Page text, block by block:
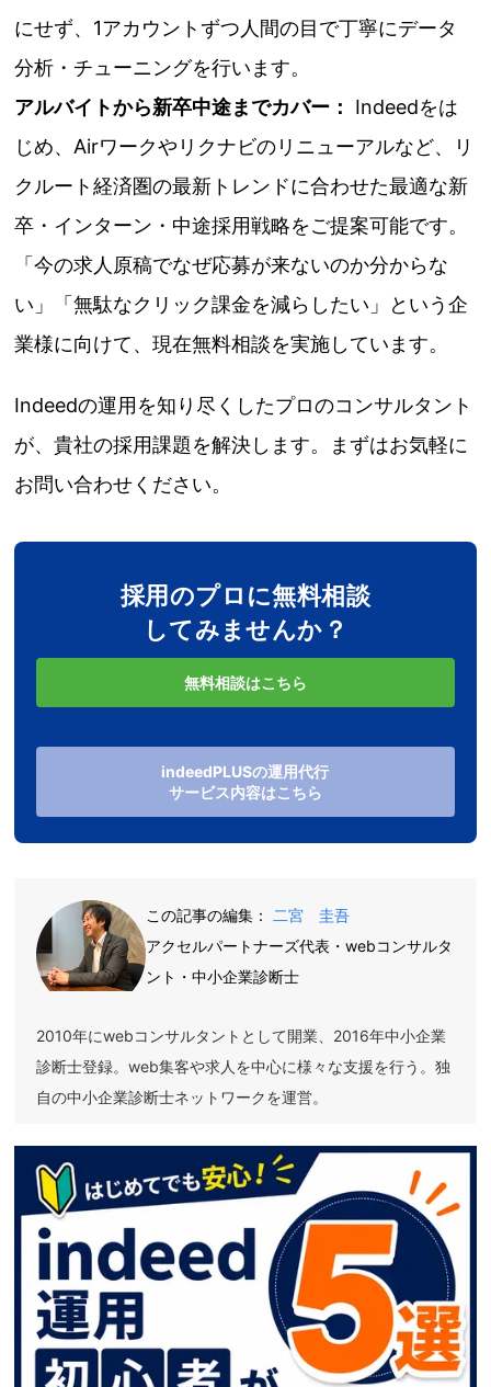
にせず、1アカウントずつ人間の目で丁寧にデータ
分析・チューニングを行います。
アルバイトから新卒中途までカバー：
Indeedをは
じめ、Airワークやリクナビのリニューアルなど、リ
クルート経済圏の最新トレンドに合わせた最適な新
卒・インターン・中途採用戦略をご提案可能です。
「今の求人原稿でなぜ応募が来ないのか分からな
い」「無駄なクリック課金を減らしたい」という企
業様に向けて、現在無料相談を実施しています。
Indeedの運用を知り尽くしたプロのコンサルタント
が、貴社の採用課題を解決します。まずはお気軽に
お問い合わせください。
採用のプロに無料相談
してみませんか？
無料相談はこちら
indeedPLUSの運用代行
サービス内容はこちら
この記事の編集： 二宮 圭吾
アクセルパートナーズ代表・webコンサルタ
ント・中小企業診断士
2010年にwebコンサルタントとして開業、2016年中小企業
診断士登録。web集客や求人を中心に様々な支援を行う。独
自の中小企業診断士ネットワークを運営。